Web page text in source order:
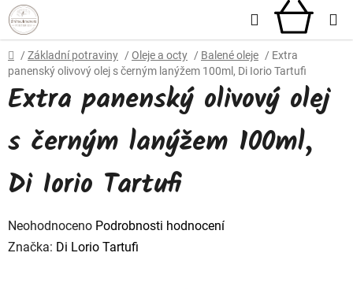
Přejít
na
obsah
Hledat
Domů
/ Základní potraviny / Oleje a octy / Balené oleje / Extra
panenský olivový olej s černým lanýžem 100ml, Di Iorio Tartufi
Extra panenský olivový olej
s černým lanýžem 100ml,
Di Iorio Tartufi
Průměrné
hodnocení
Neohodnoceno Podrobnosti hodnocení
Značka: Di Lorio Tartufi